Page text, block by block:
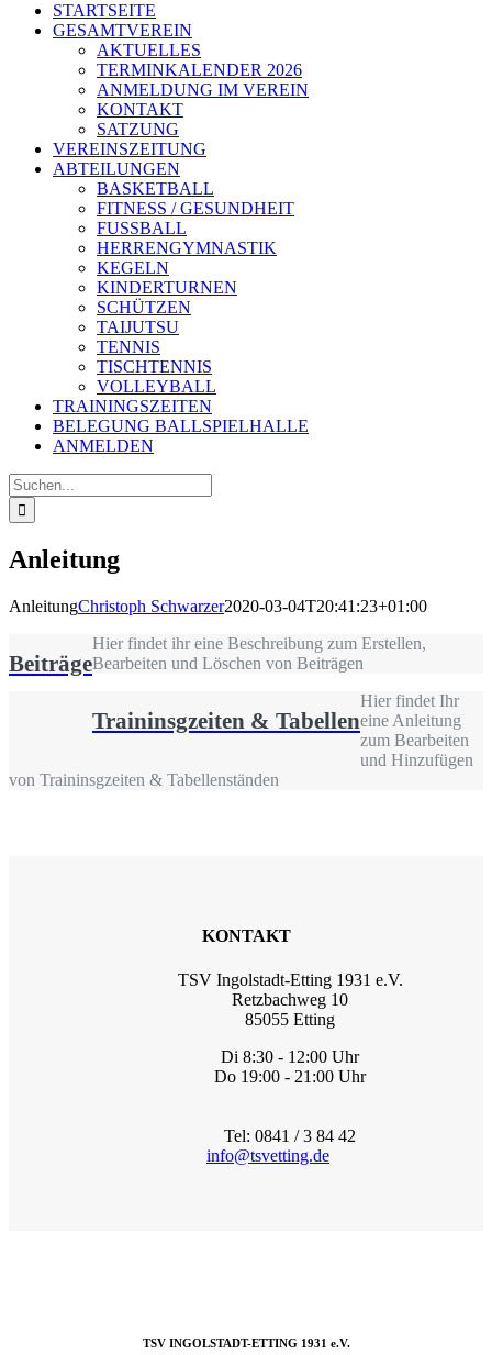
STARTSEITE
GESAMTVEREIN
AKTUELLES
TERMINKALENDER 2026
ANMELDUNG IM VEREIN
KONTAKT
SATZUNG
VEREINSZEITUNG
ABTEILUNGEN
BASKETBALL
FITNESS / GESUNDHEIT
FUSSBALL
HERRENGYMNASTIK
KEGELN
KINDERTURNEN
SCHÜTZEN
TAIJUTSU
TENNIS
TISCHTENNIS
VOLLEYBALL
TRAININGSZEITEN
BELEGUNG BALLSPIELHALLE
ANMELDEN
Suche
nach:
Anleitung
AnleitungChristoph Schwarzer2020-03-04T20:41:23+01:00
Beiträge
Hier findet ihr eine Beschreibung zum Erstellen,
Bearbeiten und Löschen von Beiträgen
Traininsgzeiten & Tabellen
Hier findet Ihr
eine Anleitung
zum Bearbeiten
und Hinzufügen
von Traininsgzeiten & Tabellenständen
KONTAKT
TSV Ingolstadt-Etting 1931 e.V.
Retzbachweg 10
85055 Etting
Di 8:30 - 12:00 Uhr
Do 19:00 - 21:00 Uhr
Tel: 0841 / 3 84 42
info@tsvetting.de
TSV INGOLSTADT-ETTING 1931 e.V.